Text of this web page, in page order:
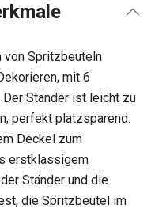
von Spritzbeuteln
mit 6
Ständer ist leicht zu
perfekt platzsparend.
Deckel zum
erstklassigem
Ständer und die
die Spritzbeutel im